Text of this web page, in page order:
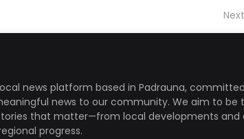
news platform based in Padrauna,
news to our community. We aim to be
that matter—from local developments and
progress.